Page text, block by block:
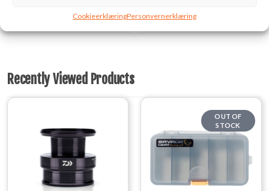
CookieerklæringPersonvernerklæring
Recently Viewed Products
OUT OF
STOCK